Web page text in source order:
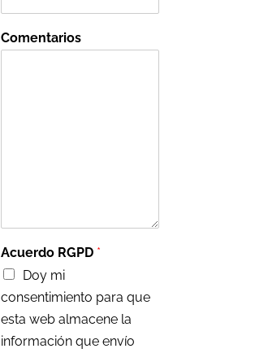
Comentarios
Acuerdo RGPD *
Doy mi
consentimiento para que
esta web almacene la
información que envío